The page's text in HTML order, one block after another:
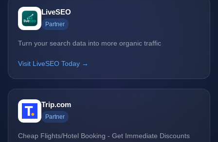
LiveSEO
Partner
Turn your search data into more organic traffic
Visit LiveSEO Today →
Trip.com
Partner
Cheap Flights/Hotel Booking - Get Immediate Discounts